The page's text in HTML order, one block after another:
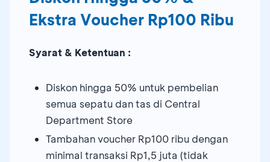
Ekstra Voucher Rp100 Ribu
Syarat & Ketentuan :
Diskon hingga 50% untuk pembelian
semua sepatu dan tas di Central
Department Store
Tambahan voucher Rp100 ribu dengan
minimal transaksi Rp1,5 juta (tidak